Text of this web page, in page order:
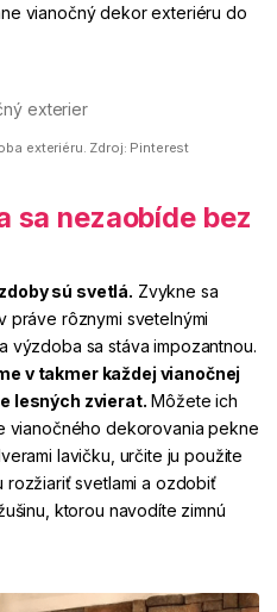
vianočný dekor exteriéru do
exteriéru. Zdroj: Pinterest
sa nezaobíde bez
sú svetlá. Zvykne sa
práve rôznymi svetelnými
výzdoba sa stáva impozantnou.
v takmer každej vianočnej
lesných zvierat. Môžete ich
vianočného dekorovania pekne
lavičku, určite ju použite
svetlami a ozdobiť
ktorou navodíte zimnú